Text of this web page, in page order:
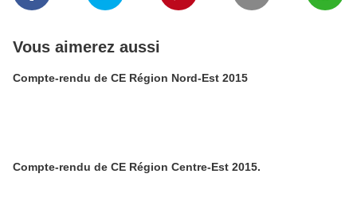
Vous aimerez aussi
Compte-rendu de CE Région Nord-Est 2015
Compte-rendu de CE Région Centre-Est 2015.